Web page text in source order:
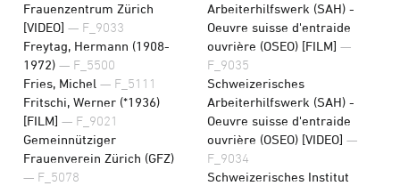
Frauenzentrum Zürich
[VIDEO] — F_9033
Freytag, Hermann (1908-
1972) — F_5500
Fries, Michel — F_5111
Fritschi, Werner (*1936)
[FILM] — F_9021
Gemeinnütziger
Frauenverein Zürich (GFZ)
— F_5078
Arbeiterhilfswerk (SAH) -
Oeuvre suisse d'entraide
ouvrière (OSEO) [FILM] —
F_9035
Schweizerisches
Arbeiterhilfswerk (SAH) -
Oeuvre suisse d'entraide
ouvrière (OSEO) [VIDEO] —
F_9034
Schweizerisches Institut